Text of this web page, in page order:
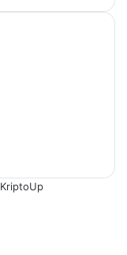
KriptoUp